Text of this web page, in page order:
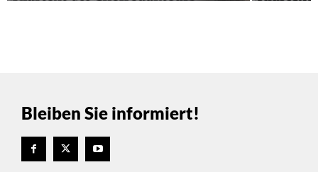
Bleiben Sie informiert!